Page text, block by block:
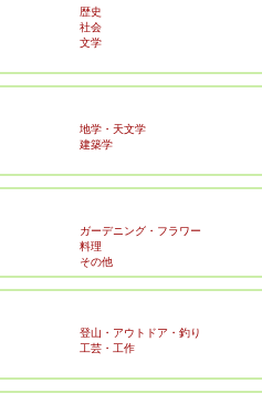
歴史
社会
文学
地学・天文学
建築学
ガーデニング・フラワー
料理
その他
登山・アウトドア・釣り
工芸・工作